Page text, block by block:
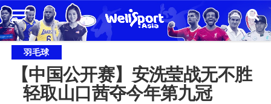
羽毛球
【中国公开赛】安洗莹战无不胜
   轻取山口茜夺今年第九冠